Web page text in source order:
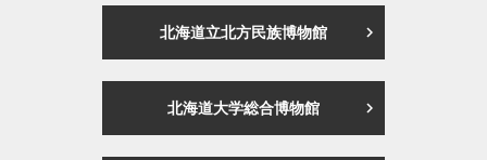
北海道立北方民族博物館
北海道大学総合博物館